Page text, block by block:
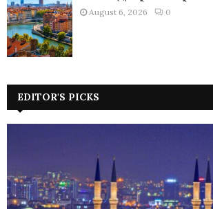
August 6, 2026 0
EDITOR'S PICKS